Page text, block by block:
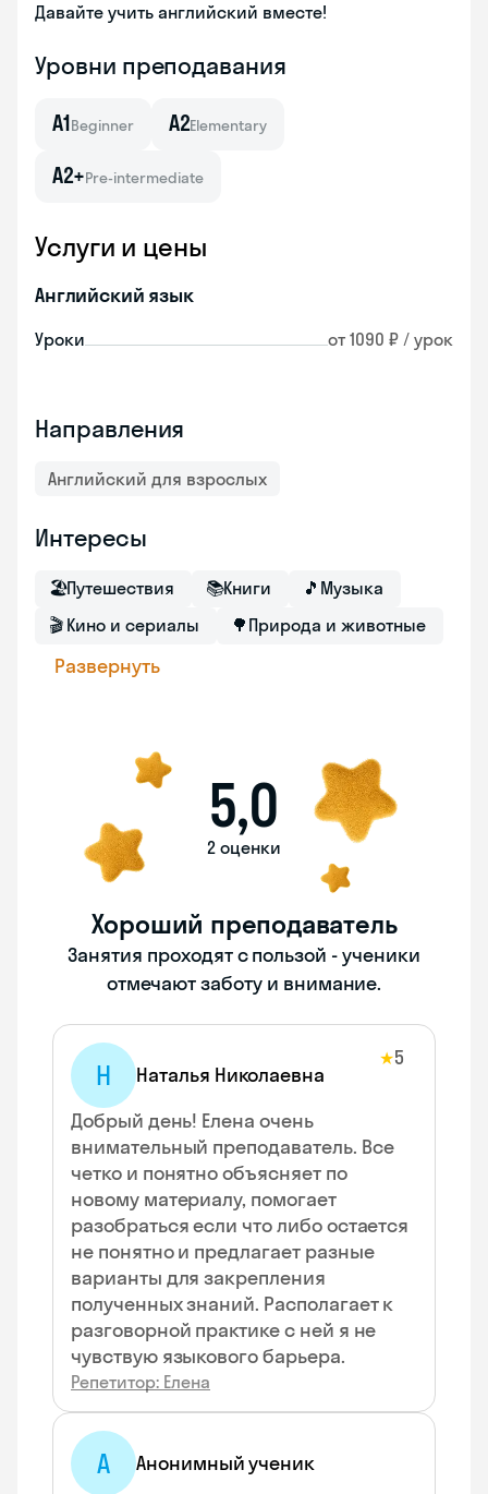
Давайте учить английский вместе!
Уровни преподавания
A1Beginner A2Elementary
A2+Pre-intermediate
Услуги и цены
Английский язык
Уроки от 1090 ₽ / урок
Направления
Английский для взрослых
Интересы
🏖Путешествия 📚Книги 🎵 Музыка
🎬 Кино и сериалы 🌳 Природа и животные
Развернуть
5,0
2 оценки
Хороший преподаватель
Занятия проходят с пользой - ученики
отмечают заботу и внимание.
Н Наталья Николаевна
★5
Добрый день! Елена очень
внимательный преподаватель. Все
четко и понятно объясняет по
новому материалу, помогает
разобраться если что либо остается
не понятно и предлагает разные
варианты для закрепления
полученных знаний. Располагает к
разговорной практике с ней я не
чувствую языкового барьера.
Репетитор: Елена
А Анонимный ученик